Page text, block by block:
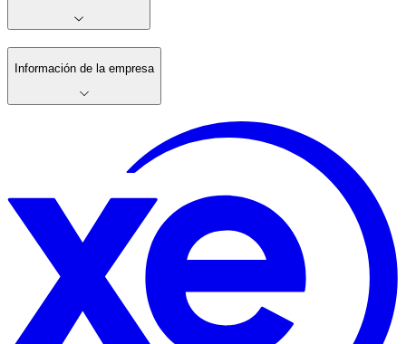
Información de la empresa